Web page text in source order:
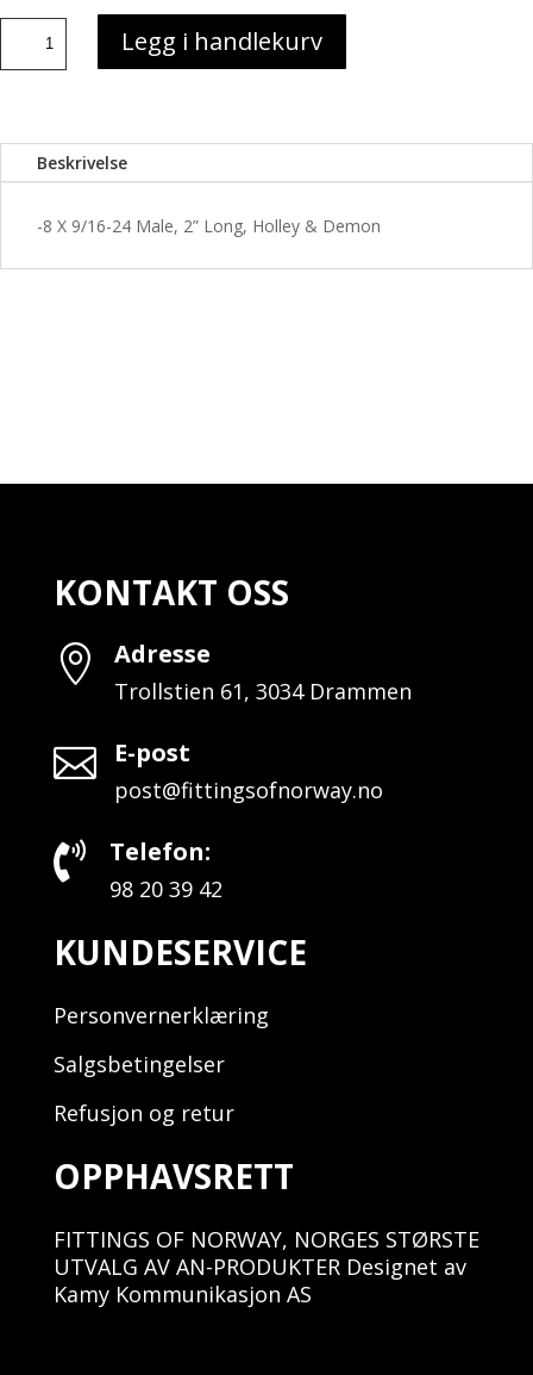
-8
Holley
Demon
Legg i handlekurv
Beskrivelse
-8 X 9/16-24 Male, 2” Long, Holley & Demon
KONTAKT OSS
 Adresse
Trollstien 61, 3034 Drammen
 E-post
post@fittingsofnorway.no
 Telefon:
98 20 39 42
KUNDESERVICE
Personvernerklæring
Salgsbetingelser
Refusjon og retur
OPPHAVSRETT
FITTINGS OF NORWAY, NORGES STØRSTE
UTVALG AV AN-PRODUKTER Designet av
Kamy Kommunikasjon AS